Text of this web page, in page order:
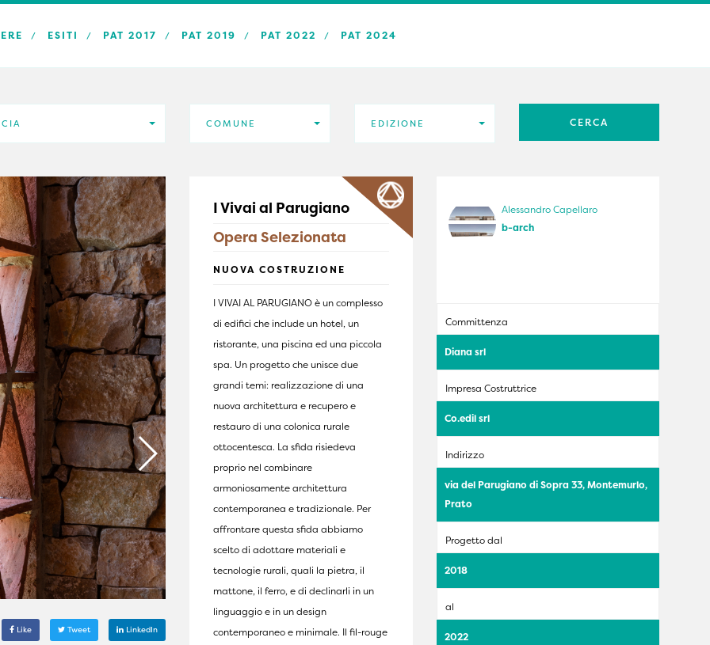
ESITI PAT 2017 PAT 2019 PAT 2022 PAT 2024
COMUNE EDIZIONE
Like Tweet LinkedIn
I Vivai al Parugiano
Opera Selezionata
NUOVA COSTRUZIONE
I VIVAI AL PARUGIANO è un complesso
di edifici che include un hotel, un
ristorante, una piscina ed una piccola
spa. Un progetto che unisce due
grandi temi: realizzazione di una
nuova architettura e recupero e
restauro di una colonica rurale
ottocentesca. La sfida risiedeva
proprio nel combinare
armoniosamente architettura
contemporanea e tradizionale. Per
affrontare questa sfida abbiamo
scelto di adottare materiali e
tecnologie rurali, quali la pietra, il
mattone, il ferro, e di declinarli in un
linguaggio e in un design
contemporaneo e minimale. Il fil-rouge
Alessandro Capellaro
b-arch
Committenza
Diana srl
Impresa Costruttrice
Co.edil srl
Indirizzo
via del Parugiano di Sopra 33, Montemurlo,
Prato
Progetto dal
2018
al
2022